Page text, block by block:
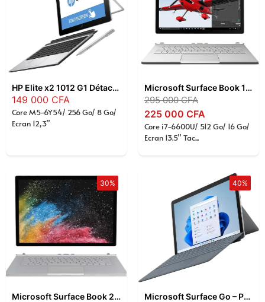
HP Elite x2 1012 G1 Détachable 12.3” – Intel Core m5-6Y54 1.1GHz, 8Go RAM, 256Go SSD, Écran tactile Full HD, Tablette PC 2-en-1 Professionnelle
149 000 CFA
Core M5-6Y54/ 256 Go/ 8 Go/
Ecran 12,3”
Microsoft Surface Book 13,5″ – Intel Core i7-6600U , 16 Go RAM , SSD 512 Go , Écran Tactile PixelSense™ , Windows 11 Pro
295 000CFA
225 000 CFA
Core i7-6600U/ 512 Go/ 16 Go/
Ecran 13.5” Tac...
30%
Microsoft Surface Book 2 15″ , Intel Core i7-8650U, 16 Go RAM, SSD 512 Go, Écran Tactile PixelSense, NVIDIA GTX 1060, Windows 11 Pro
40%
Microsoft Surface Go – Pentium Gold 4415Y, 8Go RAM, 128Go SSD, Tablette PC 10”